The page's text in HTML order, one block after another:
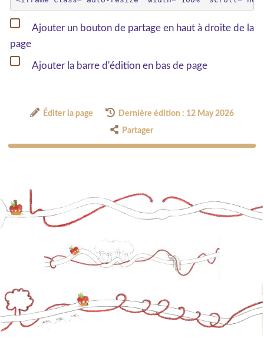
Ajouter un bouton de partage en haut à droite de la
page
Ajouter la barre d'édition en bas de page
Éditer la page Dernière édition : 12 May 2026
Partager